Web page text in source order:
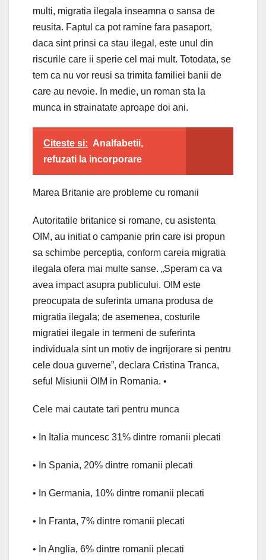
multi, migratia ilegala inseamna o sansa de
reusita. Faptul ca pot ramine fara pasaport,
daca sint prinsi ca stau ilegal, este unul din
riscurile care ii sperie cel mai mult. Totodata, se
tem ca nu vor reusi sa trimita familiei banii de
care au nevoie. In medie, un roman sta la
munca in strainatate aproape doi ani.
Citeste si: Analfabetii,
refuzati la incorporare
Marea Britanie are probleme cu romanii
Autoritatile britanice si romane, cu asistenta
OIM, au initiat o campanie prin care isi propun
sa schimbe perceptia, conform careia migratia
ilegala ofera mai multe sanse. „Speram ca va
avea impact asupra publicului. OIM este
preocupata de suferinta umana produsa de
migratia ilegala; de asemenea, costurile
migratiei ilegale in termeni de suferinta
individuala sint un motiv de ingrijorare si pentru
cele doua guverne”, declara Cristina Tranca,
seful Misiunii OIM in Romania. •
Cele mai cautate tari pentru munca
• In Italia muncesc 31% dintre romanii plecati
• In Spania, 20% dintre romanii plecati
• In Germania, 10% dintre romanii plecati
• In Franta, 7% dintre romanii plecati
• In Anglia, 6% dintre romanii plecati